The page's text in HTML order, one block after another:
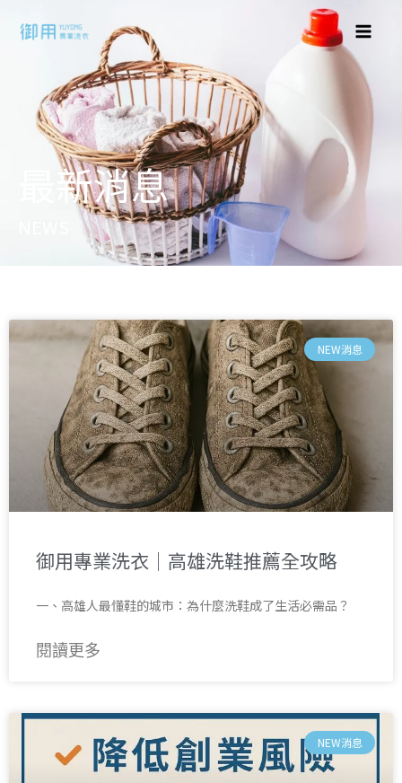
最新消息
NEW消息
御用專業洗衣｜高雄洗鞋推薦全攻略
一、高雄人最懂鞋的城市：為什麼洗鞋成了生活必需品？
閱讀更多
NEW消息